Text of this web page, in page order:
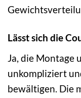
Lässt sich die
Ja, die Montage
unkompliziert
bewältigen. Die